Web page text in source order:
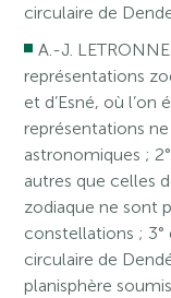
circulaire de
A.-J.
représentations
et d’Esné, où l’on
représentations
astronomiques ;
autres que celles
zodiaque ne sont
constellations ; 3°
circulaire de
planisphère